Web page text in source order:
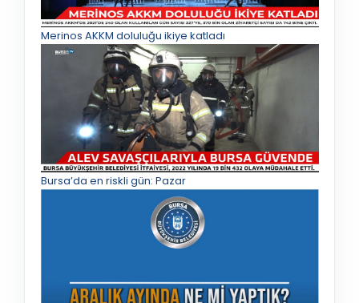
Merinos AKKM doluluğu ikiye katladı
Bursa’da en riskli gün: Pazar